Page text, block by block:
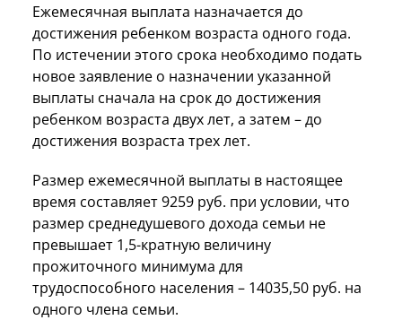
Ежемесячная выплата назначается до
достижения ребенком возраста одного года.
По истечении этого срока необходимо подать
новое заявление о назначении указанной
выплаты сначала на срок до достижения
ребенком возраста двух лет, а затем – до
достижения возраста трех лет.
Размер ежемесячной выплаты в настоящее
время составляет 9259 руб. при условии, что
размер среднедушевого дохода семьи не
превышает 1,5-кратную величину
прожиточного минимума для
трудоспособного населения – 14035,50 руб. на
одного члена семьи.